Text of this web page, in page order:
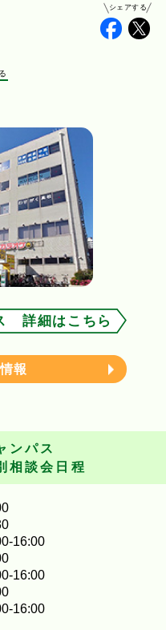
シェアする
詳細はこちら
報
ンパス
相談会日程
16:00
16:00
16:00